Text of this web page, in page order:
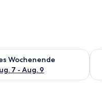
8.
Wochenende
7 - Aug. 9
für dieses